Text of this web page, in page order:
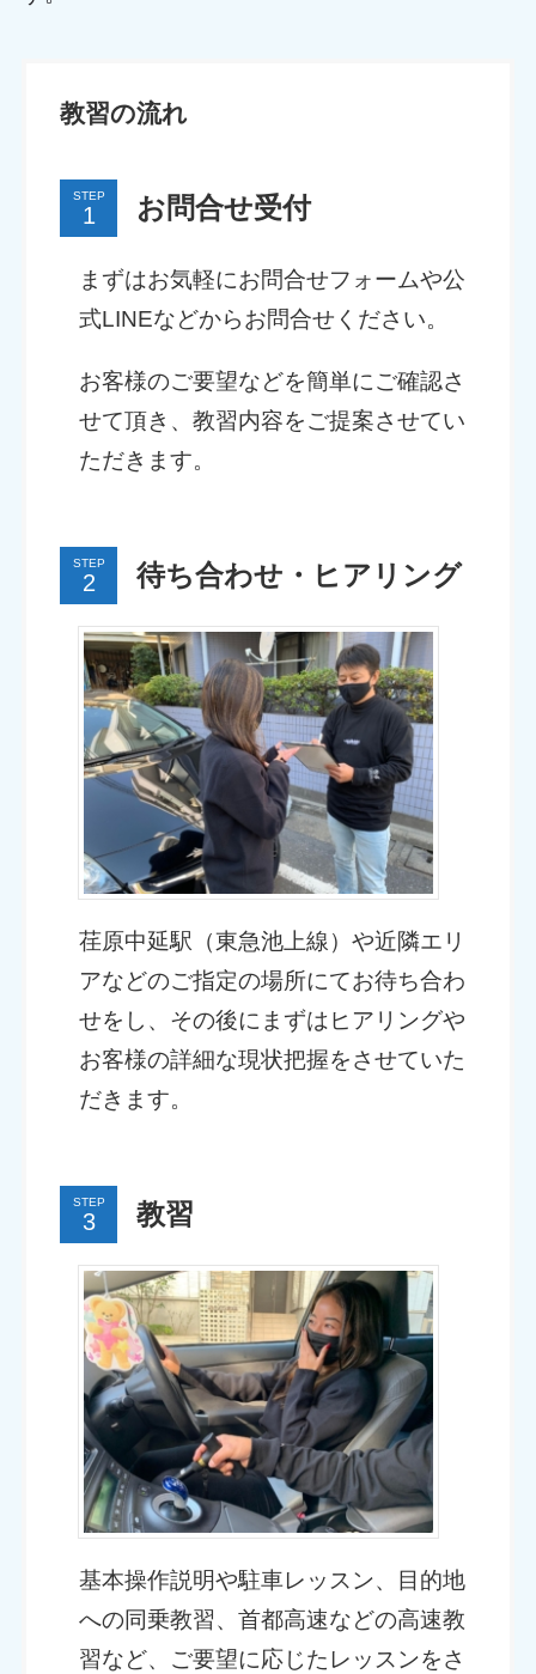
教習の流れ
STEP お問合せ受付
まずはお気軽にお問合せフォームや公
式LINEなどからお問合せください。
お客様のご要望などを簡単にご確認さ
せて頂き、教習内容をご提案させてい
ただきます。
STEP 待ち合わせ・ヒアリング
荏原中延駅（東急池上線）や近隣エリ
アなどのご指定の場所にてお待ち合わ
せをし、その後にまずはヒアリングや
お客様の詳細な現状把握をさせていた
だきます。
STEP 教習
基本操作説明や駐車レッスン、目的地
への同乗教習、首都高速などの高速教
習など、ご要望に応じたレッスンをさ